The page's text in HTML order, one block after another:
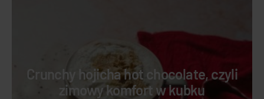
Crunchy hojicha hot chocolate, czyli
zimowy komfort w kubku